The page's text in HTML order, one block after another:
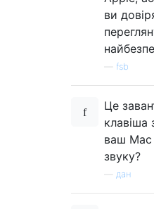
ви
fsb
Це
клавіша
ваш Mac
звуку?
дан